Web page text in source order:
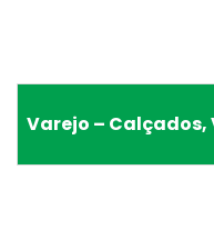
Varejo –